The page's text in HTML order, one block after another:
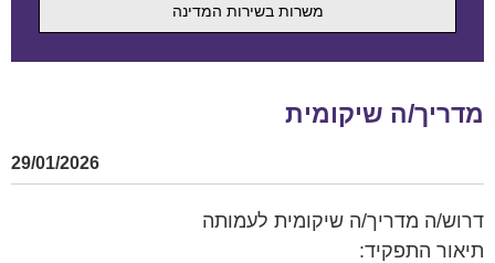
משרות בשירות המדינה
מדריך/ה שיקומית
29/01/2026
דרוש/ה מדריך/ה שיקומית לעמותה
תיאור התפקיד: